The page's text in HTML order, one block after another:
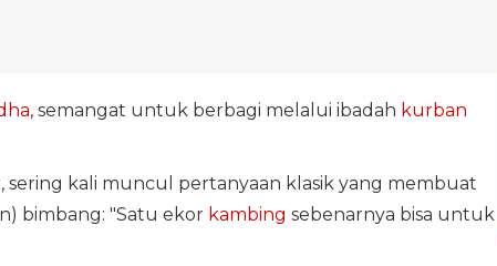
, semangat untuk berbagi melalui ibadah kurban
kali muncul pertanyaan klasik yang membuat
bimbang: "Satu ekor kambing sebenarnya bisa untuk